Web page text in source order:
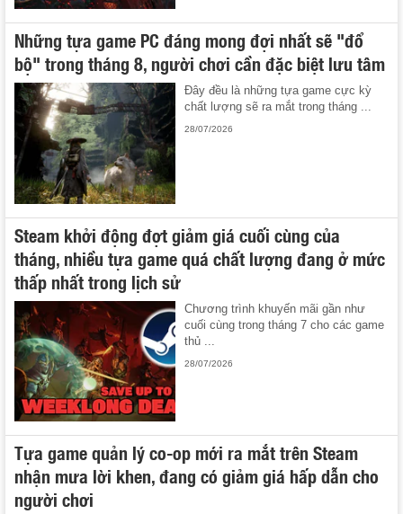
Những tựa game PC đáng mong đợi nhất sẽ "đổ
bộ" trong tháng 8, người chơi cần đặc biệt lưu tâm
Đây đều là những tựa game cực kỳ
chất lượng sẽ ra mắt trong tháng ...
28/07/2026
Steam khởi động đợt giảm giá cuối cùng của
tháng, nhiều tựa game quá chất lượng đang ở mức
thấp nhất trong lịch sử
Chương trình khuyến mãi gần như
cuối cùng trong tháng 7 cho các game
thủ ...
28/07/2026
Tựa game quản lý co-op mới ra mắt trên Steam
nhận mưa lời khen, đang có giảm giá hấp dẫn cho
người chơi